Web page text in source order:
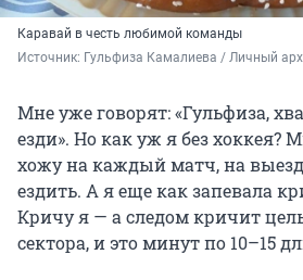
Каравай в честь любимой команды
Источник: Гульфиза Камалиева / Личный
Мне уже говорят: «Гульфиза,
езди». Но как уж я без хоккея?
хожу на каждый матч, на
ездить. А я еще как запевала
Кричу я — а следом кричит
сектора, и это минут по 10–15